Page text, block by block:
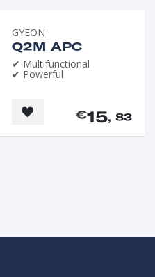
GYEON
Q2M APC
✔ Multifunctional
✔ Powerful
€15, 83